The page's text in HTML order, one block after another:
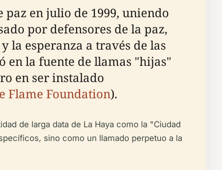
en julio de 1999, uniendo
por defensores de la paz,
la esperanza a través de las
en la fuente de llamas "hijas"
en ser instalado
Flame Foundation).
de larga data de La Haya como la "Ciudad
sino como un llamado perpetuo a la